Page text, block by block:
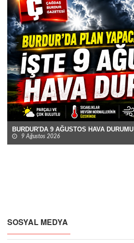
BURDUR'DA 9 AĞUSTOS HAVA DURUMU
9 Ağustos 2026
SOSYAL MEDYA